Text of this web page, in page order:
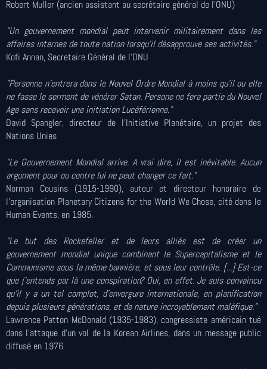
Robert Muller (ancien assistant au secrétaire général de l'ONU)
"Un gouvernement mondial peut intervenir militairement dans les
affaires internes de toute nation lorsqu'il désapprouve ses activités."
Kofi Annan, Secretaire Général de l'ONU
"Personne n'entrera dans le Nouvel Ordre Mondial à moins qu'il ou elle
ne fasse le serment de vénérer Satan. Persone ne fera partie du Nouvel
Age sans recevoir une initiation Lucéférienne."
David Spangler, directeur de l'Initiative Planétaire, un projet des
Nations Unies
"Le Gouvernement Mondial arrive. A vrai dire, il est inévitable. Aucun
argument pour ou contre lui ne peut changer ce fait."
Norman Cousins (1915-1990), auteur et directeur honoraire de
l'organisation Planetary Citizens for the World We Chose, cité dans le
Human Events, en 1985.
"Le but des Rockefeller et de leurs alliés est de créer un
gouvernement mondial unique combinant le Supercapitalisme et le
Communisme sous la même bannière, et sous leur contrôle. [...] Est-ce
que j'entends par là une conspiration? Oui, en effet. Je suis convaincu
qu'il y a un tel complot, d'envergure internationale, en planification
depuis plusieurs générations, et de nature incroyablement maléfique."
Lawrence Patton McDonald (1935-1983), congressiste américain tué
dans l'attaque d'un vol de la Korean Airlines, dans un message public
diffusé en 1976